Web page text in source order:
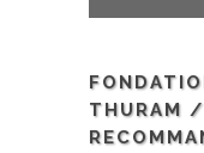
THURAM /